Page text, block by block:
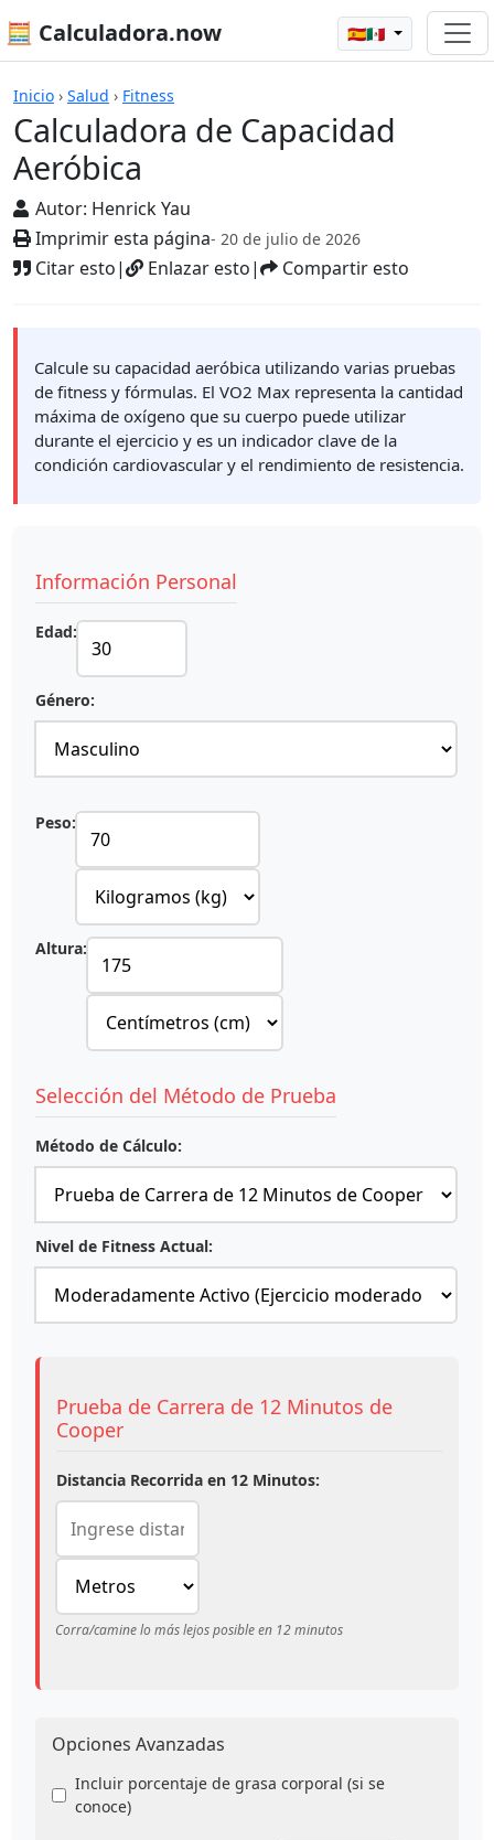
🧮 Calculadora.now 🇪🇸🇲🇽
Inicio › Salud › Fitness
Calculadora de Capacidad
Aeróbica
Autor: Henrick Yau
Imprimir esta página- 20 de julio de 2026
Citar esto| Enlazar esto| Compartir esto
Calculadoras
Calcule su capacidad aeróbica utilizando varias pruebas
de fitness y fórmulas. El VO2 Max representa la cantidad
máxima de oxígeno que su cuerpo puede utilizar
durante el ejercicio y es un indicador clave de la
condición cardiovascular y el rendimiento de resistencia.
Información Personal
Edad:
Género:
Peso:
Altura:
Selección del Método de Prueba
Método de Cálculo:
Nivel de Fitness Actual:
Prueba de Carrera de 12 Minutos de
Cooper
Distancia Recorrida en 12 Minutos:
Corra/camine lo más lejos posible en 12 minutos
Opciones Avanzadas
Incluir porcentaje de grasa corporal (si se
conoce)